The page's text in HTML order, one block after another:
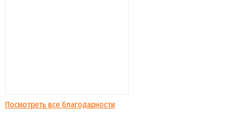
Посмотреть все благодарности